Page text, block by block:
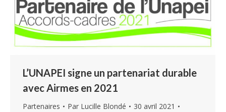
L’UNAPEI signe un partenariat durable
avec Airmes en 2021
Partenaires Par Lucille Blondé
30 avril 2021